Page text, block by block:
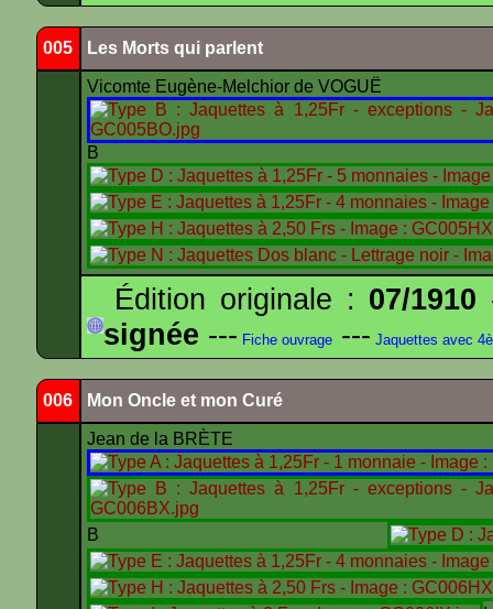
005 Les Morts qui parlent
Vicomte Eugène-Melchior de VOGUË
B
Édition originale : 07/1910
signée --- Fiche ouvrage --- Jaquettes avec
006 Mon Oncle et mon Curé
Jean de la BRÈTE
B